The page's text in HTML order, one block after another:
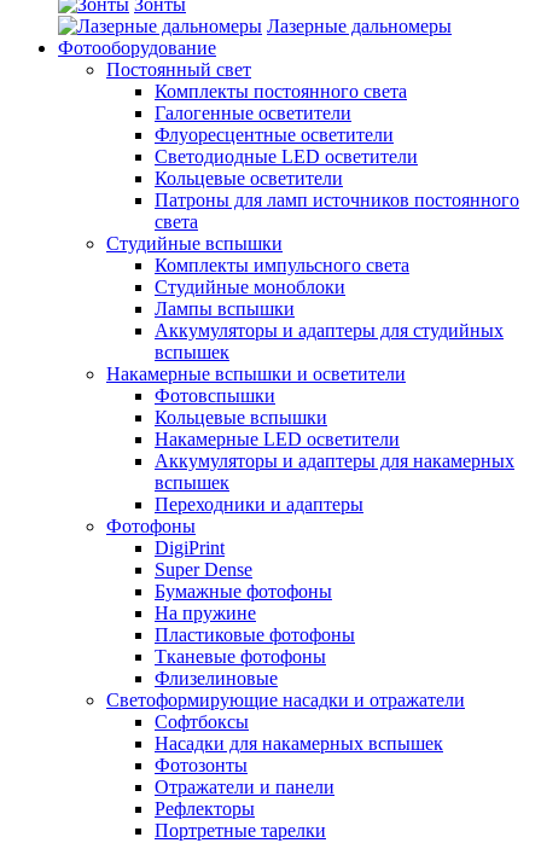
Зонты
Лазерные дальномеры
Фотооборудование
Постоянный свет
Комплекты постоянного света
Галогенные осветители
Флуоресцентные осветители
Светодиодные LED осветители
Кольцевые осветители
Патроны для ламп источников постоянного
света
Студийные вспышки
Комплекты импульсного света
Студийные моноблоки
Лампы вспышки
Аккумуляторы и адаптеры для студийных
вспышек
Накамерные вспышки и осветители
Фотовспышки
Кольцевые вспышки
Накамерные LED осветители
Аккумуляторы и адаптеры для накамерных
вспышек
Переходники и адаптеры
Фотофоны
DigiPrint
Super Dense
Бумажные фотофоны
На пружине
Пластиковые фотофоны
Тканевые фотофоны
Флизелиновые
Светоформирующие насадки и отражатели
Софтбоксы
Насадки для накамерных вспышек
Фотозонты
Отражатели и панели
Рефлекторы
Портретные тарелки